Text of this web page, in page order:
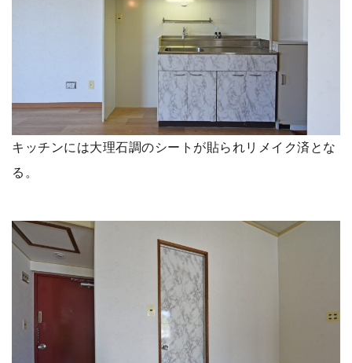
キッチンには大理石調のシートが貼られリメイク済とな
る。